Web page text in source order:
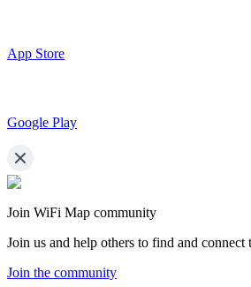
App Store
Google Play
Join WiFi Map community
Join us and help others to find and connect
Join the community